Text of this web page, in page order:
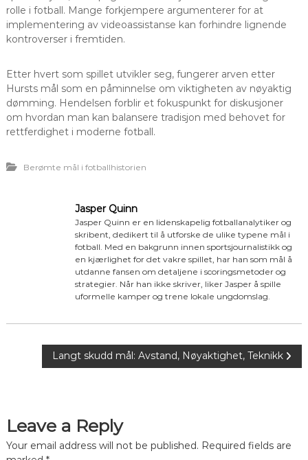
rolle i fotball. Mange forkjempere argumenterer for at
implementering av videoassistanse kan forhindre lignende
kontroverser i fremtiden.
Etter hvert som spillet utvikler seg, fungerer arven etter
Hursts mål som en påminnelse om viktigheten av nøyaktig
dømming. Hendelsen forblir et fokuspunkt for diskusjoner
om hvordan man kan balansere tradisjon med behovet for
rettferdighet i moderne fotball.
Berømte mål i fotballhistorien
Jasper Quinn
Jasper Quinn er en lidenskapelig fotballanalytiker og
skribent, dedikert til å utforske de ulike typene mål i
fotball. Med en bakgrunn innen sportsjournalistikk og
en kjærlighet for det vakre spillet, har han som mål å
utdanne fansen om detaljene i scoringsmetoder og
strategier. Når han ikke skriver, liker Jasper å spille
uformelle kamper og trene lokale ungdomslag.
s
t
Langt skudd mål: Avstand, Nøyaktighet, Teknikk
Leave a Reply
Your email address will not be published. Required fields are